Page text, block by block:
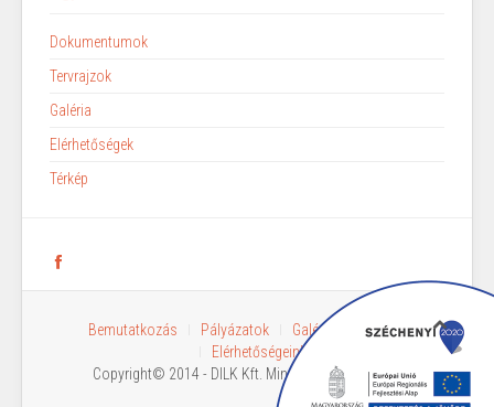
Dokumentumok
Tervrajzok
Galéria
Elérhetőségek
Térkép
Bemutatkozás Pályázatok Galéria
Bérlőink
Elérhetőségeink
Copyright© 2014 - DILK Kft. Minden jog fenntartva!